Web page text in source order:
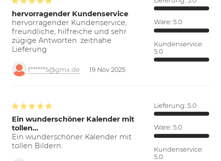
hervorragender Kundenservice
hervorragender Kundenservice;
freundliche, hilfreiche und sehr
zügige Antworten. zeitnahe
Lieferung
f******5@gmx.de 19 Nov 2025
Ware: 5.0
Kundenservice:
5.0
Ein wunderschöner Kalender mit
tollen…
Ein wunderschöner Kalender mit
tollen Bildern.
Lieferung: 5.0
Ware: 5.0
Kundenservice:
5.0